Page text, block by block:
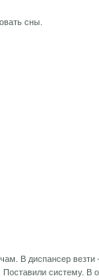
сны.
В диспансер
систему. В